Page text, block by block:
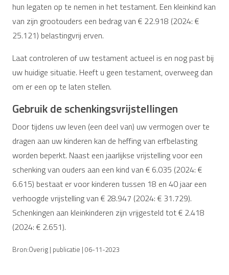
hun legaten op te nemen in het testament. Een kleinkind kan
van zijn grootouders een bedrag van € 22.918 (2024: €
25.121) belastingvrij erven.
Laat controleren of uw testament actueel is en nog past bij
uw huidige situatie. Heeft u geen testament, overweeg dan
om er een op te laten stellen.
Gebruik de schenkingsvrijstellingen
Door tijdens uw leven (een deel van) uw vermogen over te
dragen aan uw kinderen kan de heffing van erfbelasting
worden beperkt. Naast een jaarlijkse vrijstelling voor een
schenking van ouders aan een kind van € 6.035 (2024: €
6.615) bestaat er voor kinderen tussen 18 en 40 jaar een
verhoogde vrijstelling van € 28.947 (2024: € 31.729).
Schenkingen aan kleinkinderen zijn vrijgesteld tot € 2.418
(2024: € 2.651).
Bron:Overig | publicatie | 06-11-2023